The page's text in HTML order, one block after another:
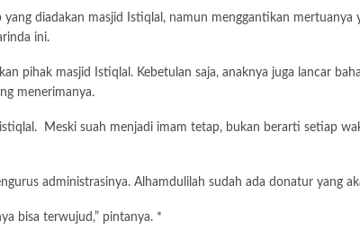
diadakan masjid Istiqlal, namun menggantikan
ini.
pihak masjid Istiqlal. Kebetulan saja, anaknya juga lancar
menerimanya.
Meski suah menjadi imam tetap, bukan berarti setiap
administrasinya. Alhamdulilah sudah ada donatur yang
bisa terwujud,” pintanya. *